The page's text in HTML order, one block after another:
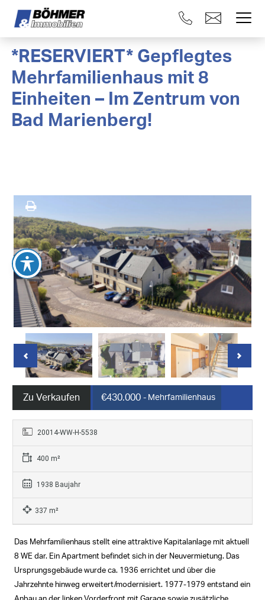
Zu Verkaufen €430.000 - Mehrfamilienhaus
20014-WW-H-5538
400 m²
1938 Baujahr
337 m²
Das Mehrfamilienhaus stellt eine attraktive Kapitalanlage mit aktuell
8 WE dar. Ein Apartment befindet sich in der Neuvermietung. Das
Ursprungsgebäude wurde ca. 1936 errichtet und über die
Jahrzehnte hinweg erweitert/modernisiert. 1977-1979 entstand ein